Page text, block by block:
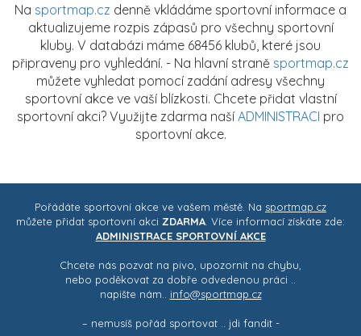
Na sportmap.cz denně vkládáme sportovní informace a
aktualizujeme rozpis zápasů pro všechny sportovní
kluby. V databázi máme 68456 klubů, které jsou
připraveny pro vyhledání. - Na hlavní straně sportmap.cz
můžete vyhledat pomocí zadání adresy všechny
sportovní akce ve vaší blízkosti. Chcete přidat vlastní
sportovní akci? Využijte zdarma naší ADMINISTRACI pro
sportovní akce.
Pořádáte sportovní akce ve vašem městě. Na sportmap.cz
můžete přidat sportovní akci ZDARMA . Více informací získáte zde:
ADMINISTRACE SPORTOVNÍ AKCE
Chcete nás pozvat na pivo, upozornit na chybu,
nebo poděkovat za dobře odvedenou práci ..
napište nám.. info@sportmap.cz
– nemusíš pořád sportovat .. jdi fandit -